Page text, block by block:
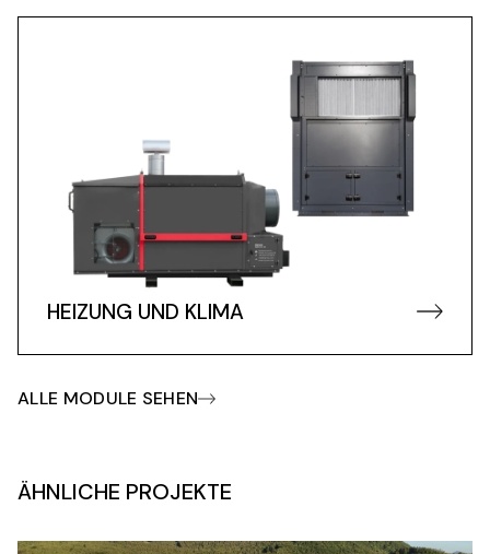
HEIZUNG UND KLIMA
ALLE MODULE SEHEN
ÄHNLICHE PROJEKTE